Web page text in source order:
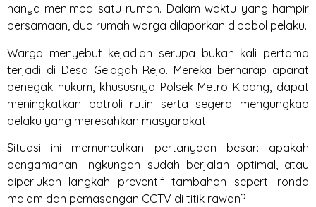
hanya menimpa satu rumah. Dalam waktu yang hampir
bersamaan, dua rumah warga dilaporkan dibobol pelaku.
Warga menyebut kejadian serupa bukan kali pertama
terjadi di Desa Gelagah Rejo. Mereka berharap aparat
penegak hukum, khususnya Polsek Metro Kibang, dapat
meningkatkan patroli rutin serta segera mengungkap
pelaku yang meresahkan masyarakat.
Situasi ini memunculkan pertanyaan besar: apakah
pengamanan lingkungan sudah berjalan optimal, atau
diperlukan langkah preventif tambahan seperti ronda
malam dan pemasangan CCTV di titik rawan?